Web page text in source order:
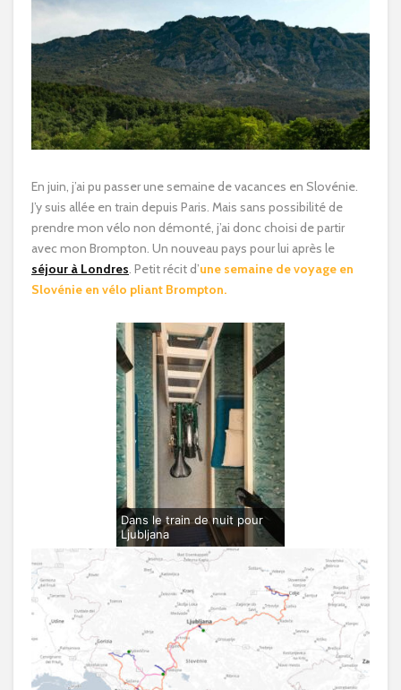
En juin, j’ai pu passer une semaine de vacances en Slovénie.
J’y suis allée en train depuis Paris. Mais sans possibilité de
prendre mon vélo non démonté, j’ai donc choisi de partir
avec mon Brompton. Un nouveau pays pour lui après le
séjour à Londres . Petit récit d’une semaine de voyage en
Slovénie en vélo pliant Brompton.
Dans le train de nuit pour
Ljubljana